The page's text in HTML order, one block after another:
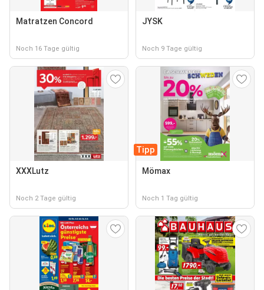
Matratzen Concord
Noch 16 Tage gültig
JYSK
Noch 9 Tage gültig
XXXLutz
Noch 2 Tage gültig
Tipp
Mömax
Noch 1 Tag gültig